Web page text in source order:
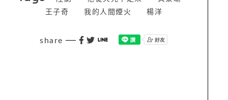
王子奇
我的人間煙火 楊洋
share